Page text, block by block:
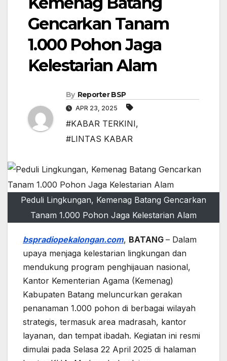
Gencarkan Tanam
1.000 Pohon Jaga
Kelestarian Alam
By Reporter BSP
APR 23, 2025
#KABAR TERKINI,
#LINTAS KABAR
Peduli Lingkungan, Kemenag Batang Gencarkan
Tanam 1.000 Pohon Jaga Kelestarian Alam
bspradiopekalongan.com, BATANG – Dalam
upaya menjaga kelestarian lingkungan dan
mendukung program penghijauan nasional,
Kantor Kementerian Agama (Kemenag)
Kabupaten Batang meluncurkan gerakan
penanaman 1.000 pohon di berbagai wilayah
strategis, termasuk area madrasah, kantor
layanan, dan tempat ibadah. Kegiatan ini resmi
dimulai pada Selasa 22 April 2025 di halaman